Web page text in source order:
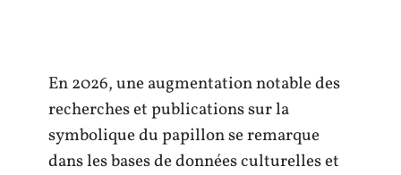
En 2026, une augmentation notable des
recherches et publications sur la
symbolique du papillon se remarque
dans les bases de données culturelles et